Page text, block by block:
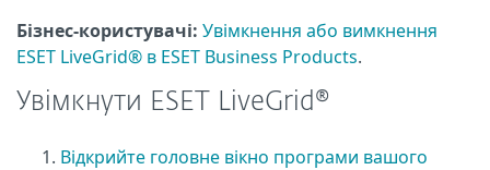
Бізнес-користувачі: Увімкнення або вимкнення
ESET LiveGrid® в ESET Business Products.
Увімкнути ESET LiveGrid®
Відкрийте головне вікно програми вашого